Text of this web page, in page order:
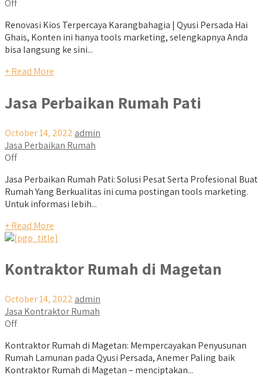
Off
Renovasi Kios Terpercaya Karangbahagia | Qyusi Persada Hai
Ghais, Konten ini hanya tools marketing, selengkapnya Anda
bisa langsung ke sini...
+ Read More
Jasa Perbaikan Rumah Pati
October 14, 2022 admin
Jasa Perbaikan Rumah
Off
Jasa Perbaikan Rumah Pati: Solusi Pesat Serta Profesional Buat
Rumah Yang Berkualitas ini cuma postingan tools marketing.
Untuk informasi lebih...
+ Read More
Kontraktor Rumah di Magetan
October 14, 2022 admin
Jasa Kontraktor Rumah
Off
Kontraktor Rumah di Magetan: Mempercayakan Penyusunan
Rumah Lamunan pada Qyusi Persada, Anemer Paling baik
Kontraktor Rumah di Magetan – menciptakan...